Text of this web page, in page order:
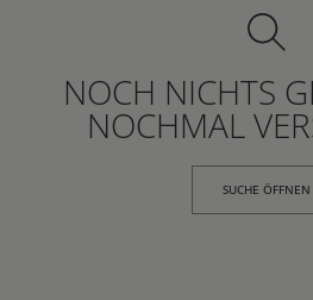
NOCH NICHTS
NOCHMAL
SUCHE ÖFFNEN